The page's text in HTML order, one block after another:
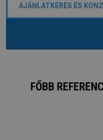
AJÁNLATKÉRÉS ÉS
FŐBB